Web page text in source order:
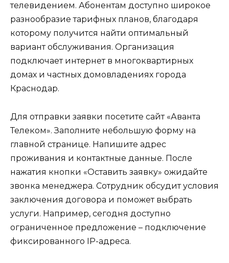
телевидением. Абонентам доступно широкое
разнообразие тарифных планов, благодаря
которому получится найти оптимальный
вариант обслуживания. Организация
подключает интернет в многоквартирных
домах и частных домовладениях города
Краснодар.
Для отправки заявки посетите сайт «Аванта
Телеком». Заполните небольшую форму на
главной странице. Напишите адрес
проживания и контактные данные. После
нажатия кнопки «Оставить заявку» ожидайте
звонка менеджера. Сотрудник обсудит условия
заключения договора и поможет выбрать
услуги. Например, сегодня доступно
ограниченное предложение – подключение
фиксированного IP-адреса.